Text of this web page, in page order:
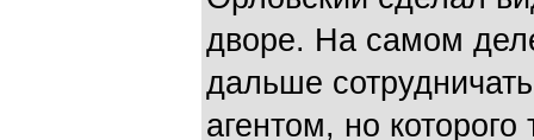
дворе. На самом
дальше
агентом, но